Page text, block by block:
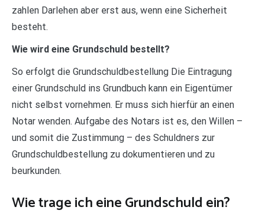
zahlen Darlehen aber erst aus, wenn eine Sicherheit
besteht.
Wie wird eine Grundschuld bestellt?
So erfolgt die Grundschuldbestellung Die Eintragung
einer Grundschuld ins Grundbuch kann ein Eigentümer
nicht selbst vornehmen. Er muss sich hierfür an einen
Notar wenden. Aufgabe des Notars ist es, den Willen –
und somit die Zustimmung – des Schuldners zur
Grundschuldbestellung zu dokumentieren und zu
beurkunden.
Wie trage ich eine Grundschuld ein?